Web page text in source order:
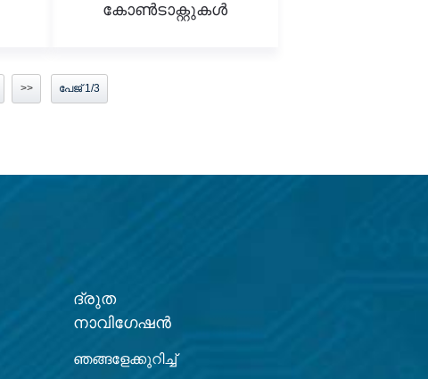
കോൺടാക്റ്റുകൾ
>> പേജ് 1/3
ദ്രുത
നാവിഗേഷൻ
ഞങ്ങളേക്കുറിച്ച്